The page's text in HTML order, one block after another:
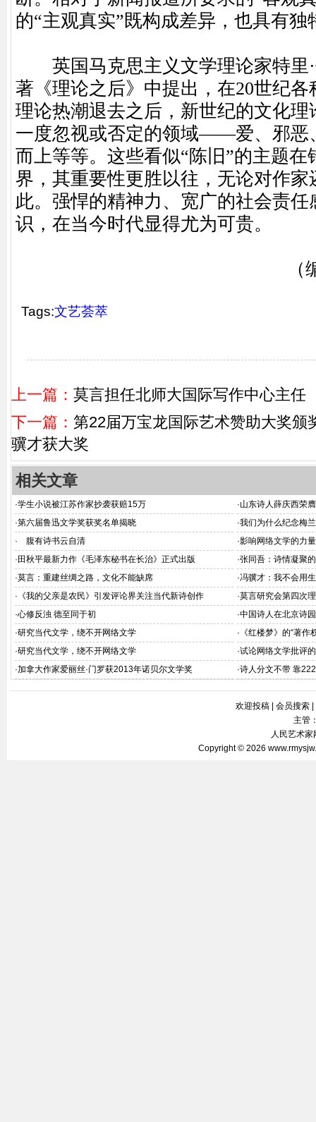
的“主观真实”既构成差异，也具有独
英国马克思主义文学理论家特里·
著《理论之后》中提出，在20世纪
理论热潮退去之后，新世纪的文化理
一度忽视或否定的领域——爱、邪恶
而上等等。这些看似“陈旧”的主题在
界，其重要性更胜以往，无论对作
此。强悍的精神力、宽广的社会责
识，在当今时代显得尤为可贵。
（编辑：侯
Tags:文艺荟萃
上一篇： 莫言担任北师大国际写作中心主任
下一篇： 第22届万宝龙国际艺术赞助大奖颁
骥才获大奖
相关文章
·学生小说被江苏作家抄袭获赔15万 ·山东诗人薛庆西荣
·第六届鲁迅文学奖获奖名单揭晓 ·我们为什么纪念梅
· 腹有诗书云自清 ·影响网络文学的力量
· 田秋平最新力作《毛泽东秘书在长治》正式出版 ·张同吾：诗情凝聚
·莫言：重建丝绸之路，文化不能缺席 ·冯骥才：我不会用
· 《我的父亲是农民》引发评论界关注当代新诗创作 ·莫言研究会第四次
·心修反浊 德至同于初 ·中国诗人在北京诗
·研究当代文学，绕不开网络文学 · 《红楼梦》的“著作
·研究当代文学，绕不开网络文学 ·试论网络文学批评
·加拿大作家爱丽丝·门罗获2013年诺贝尔文学奖 ·诗人分文不带 靠
欢迎投稿 会员搜索
主管
人民艺术
Copyright © 2026